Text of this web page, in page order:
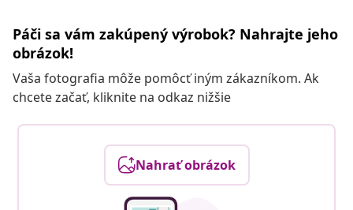
Páči sa vám zakúpený výrobok? Nahrajte jeho
obrázok!
Vaša fotografia môže pomôcť iným zákazníkom. Ak
chcete začať, kliknite na odkaz nižšie
Nahrať obrázok